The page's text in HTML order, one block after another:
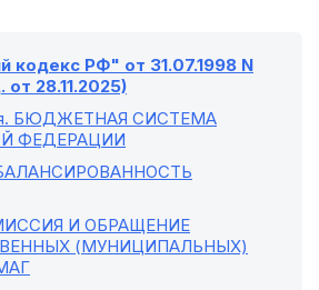
кодекс РФ" от 31.07.1998 N
28.11.2025)
. БЮДЖЕТНАЯ СИСТЕМА
ФЕДЕРАЦИИ
И ОБРАЩЕНИЕ
(МУНИЦИПАЛЬНЫХ)